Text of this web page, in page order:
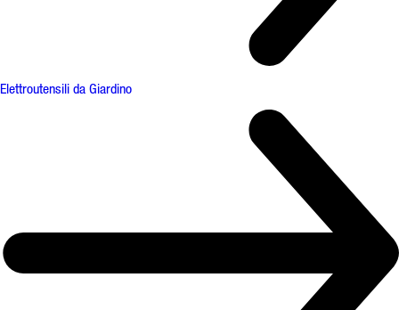
Elettroutensili da Giardino